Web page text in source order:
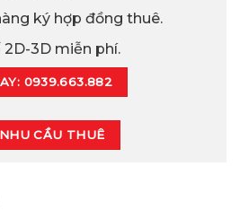
ký hợp đồng thuê.
3D miễn phí.
0939.663.882
CẦU THUÊ